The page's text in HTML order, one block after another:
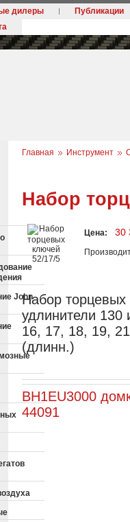
дилеры
Публикации
John
Главная Инструмент
Набор
Цена: 30
Набор
удлинители
16, 17, 18, 19,
(длинн.)
BH1EU3000
44091